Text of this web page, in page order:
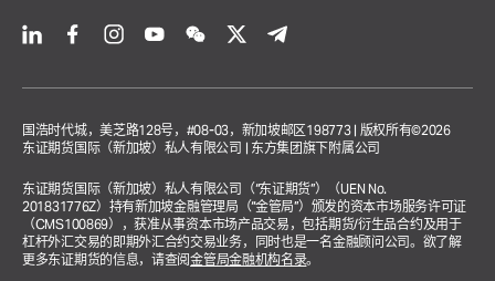
国浩时代城，美芝路128号，#08-03，新加坡邮区198773 | 版权所有©2026
东证期货国际（新加坡）私人有限公司 | 东方集团旗下附属公司
东证期货国际（新加坡）私人有限公司（“东证期货”）（UEN No.
201831776Z）持有新加坡金融管理局（“金管局”）颁发的资本市场服务许可证
（CMS100869），获准从事资本市场产品交易，包括期货/衍生品合约及用于
杠杆外汇交易的即期外汇合约交易业务，同时也是一名金融顾问公司。欲了解
更多东证期货的信息，请查阅金管局金融机构名录。